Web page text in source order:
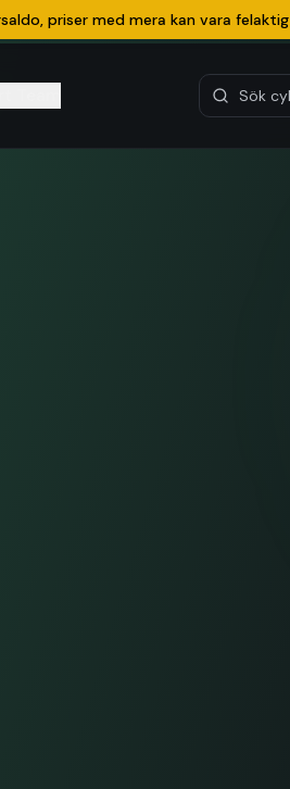
priser med mera kan vara